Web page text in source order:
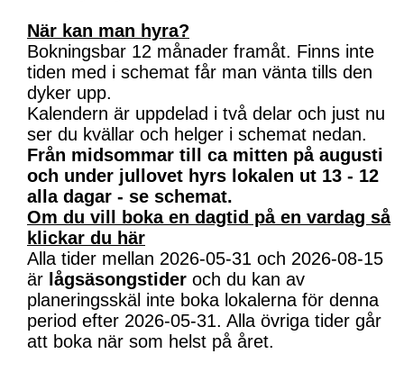
När kan man hyra?
Bokningsbar 12 månader framåt. Finns inte
tiden med i schemat får man vänta tills den
dyker upp.
Kalendern är uppdelad i två delar och just nu
ser du kvällar och helger i schemat nedan.
Från midsommar till ca mitten på augusti
och under jullovet hyrs lokalen ut 13 - 12
alla dagar - se schemat.
Om du vill boka en dagtid på en vardag så
klickar du här
Alla tider mellan 2026-05-31 och 2026-08-15
är lågsäsongstider och du kan av
planeringsskäl inte boka lokalerna för denna
period efter 2026-05-31. Alla övriga tider går
att boka när som helst på året.